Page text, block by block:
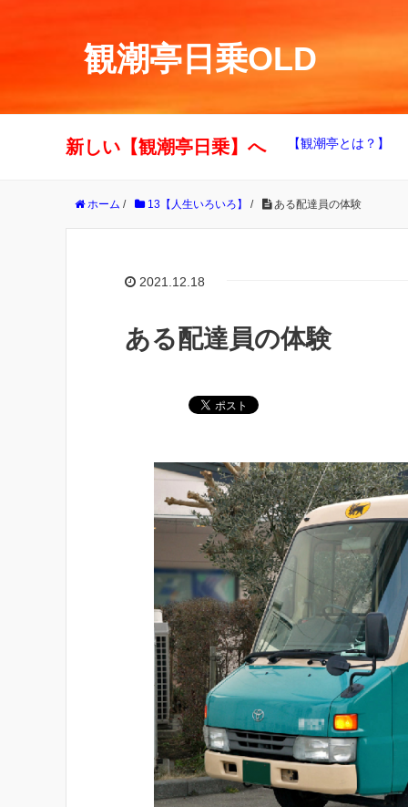
観潮亭日乗OLD
新しい【観潮亭日乗】へ 【観潮亭とは？】
ホーム / 13【人生いろいろ】 / ある配達員の体験
2021.12.18
ある配達員の体験